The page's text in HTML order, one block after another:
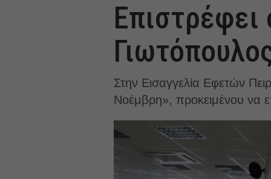
Στην Εισαγγελία Εφετών
Νοέμβρη», προκειμένου να